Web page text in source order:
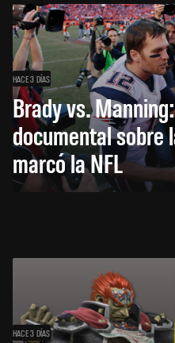
HACE 3 DÍAS
Brady vs.
documental sobre
marcó la NFL
HACE 3 DÍAS